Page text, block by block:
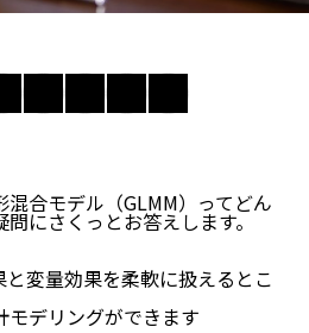
合モデル（GLMM）ってどん
にさくっとお答えします。
変量効果を柔軟に扱えるとこ
デリングができます